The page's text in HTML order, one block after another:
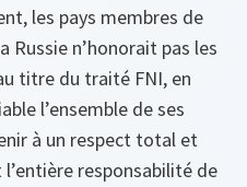
les pays membres de
Russie n’honorait pas les
titre du traité FNI, en
l’ensemble de ses
à un respect total et
responsabilité de